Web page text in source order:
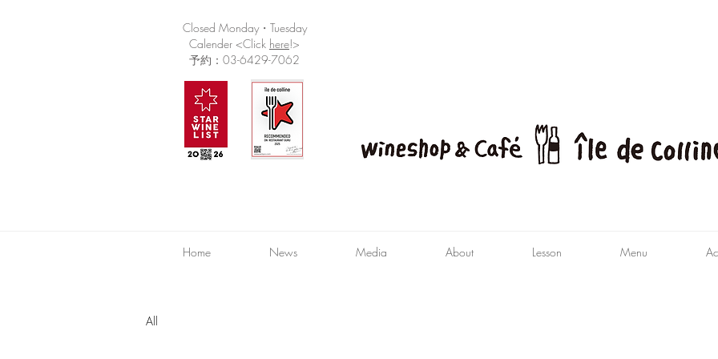
Closed Monday・Tuesday
Calender <Click here!>
予約：03-6429-7062
Home News Media About Lesson Menu
All